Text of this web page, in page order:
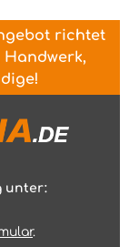
richtet
unter:
.